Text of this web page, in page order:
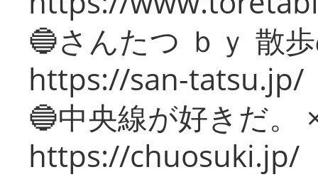
🔵さんたつ ｂｙ 散
https://san-tatsu.jp/
🔵中央線が好きだ。
https://chuosuki.jp/